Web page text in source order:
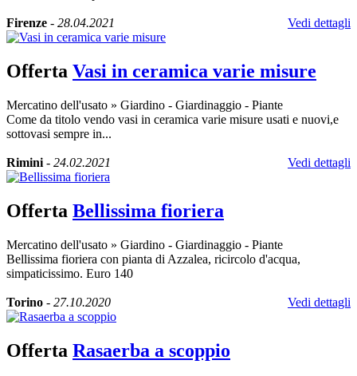
Firenze - 28.04.2021 Vedi dettagli
Offerta Vasi in ceramica varie misure
Mercatino dell'usato » Giardino - Giardinaggio - Piante
Come da titolo vendo vasi in ceramica varie misure usati e nuovi,e
sottovasi sempre in...
Rimini - 24.02.2021 Vedi dettagli
Offerta Bellissima fioriera
Mercatino dell'usato » Giardino - Giardinaggio - Piante
Bellissima fioriera con pianta di Azzalea, ricircolo d'acqua,
simpaticissimo. Euro 140
Torino - 27.10.2020 Vedi dettagli
Offerta Rasaerba a scoppio